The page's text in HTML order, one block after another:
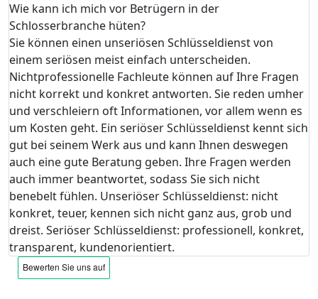
Wie kann ich mich vor Betrügern in der
Schlosserbranche hüten?
Sie können einen unseriösen Schlüsseldienst von
einem seriösen meist einfach unterscheiden.
Nichtprofessionelle Fachleute können auf Ihre Fragen
nicht korrekt und konkret antworten. Sie reden umher
und verschleiern oft Informationen, vor allem wenn es
um Kosten geht. Ein seriöser Schlüsseldienst kennt sich
gut bei seinem Werk aus und kann Ihnen deswegen
auch eine gute Beratung geben. Ihre Fragen werden
auch immer beantwortet, sodass Sie sich nicht
benebelt fühlen. Unseriöser Schlüsseldienst: nicht
konkret, teuer, kennen sich nicht ganz aus, grob und
dreist. Seriöser Schlüsseldienst: professionell, konkret,
transparent, kundenorientiert.